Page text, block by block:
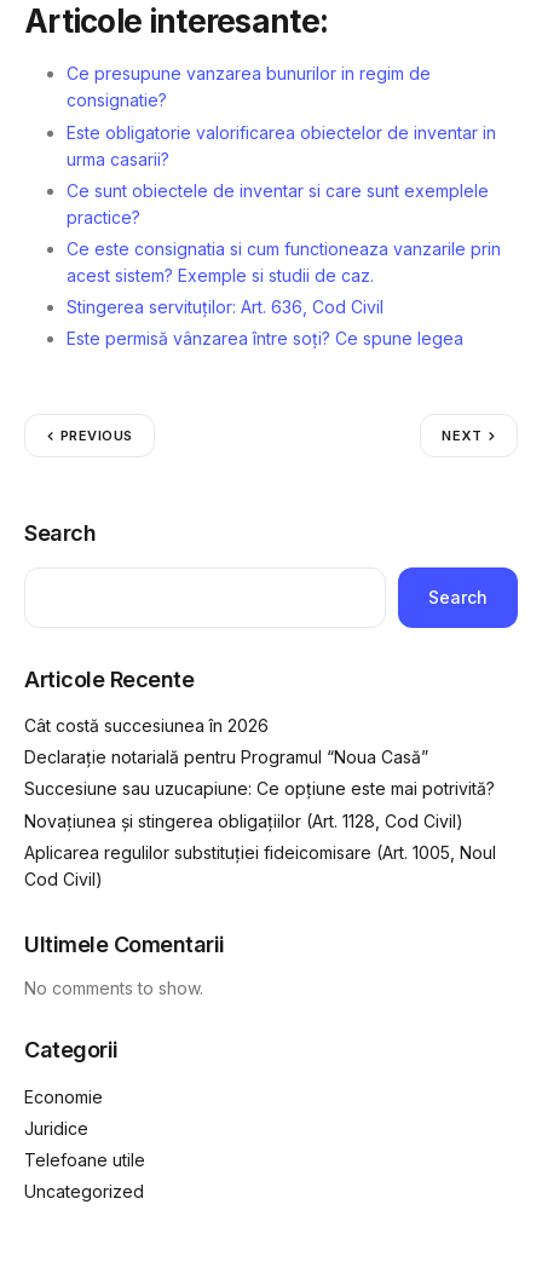
Articole interesante:
Ce presupune vanzarea bunurilor in regim de
consignatie?
Este obligatorie valorificarea obiectelor de inventar in
urma casarii?
Ce sunt obiectele de inventar si care sunt exemplele
practice?
Ce este consignatia si cum functioneaza vanzarile prin
acest sistem? Exemple si studii de caz.
Stingerea servituților: Art. 636, Cod Civil
Este permisă vânzarea între soți? Ce spune legea
PREVIOUS NEXT
Search
Search
Articole Recente
Cât costă succesiunea în 2026
Declarație notarială pentru Programul “Noua Casă”
Succesiune sau uzucapiune: Ce opțiune este mai potrivită?
Novațiunea și stingerea obligațiilor (Art. 1128, Cod Civil)
Aplicarea regulilor substituției fideicomisare (Art. 1005, Noul
Cod Civil)
Ultimele Comentarii
No comments to show.
Categorii
Economie
Juridice
Telefoane utile
Uncategorized